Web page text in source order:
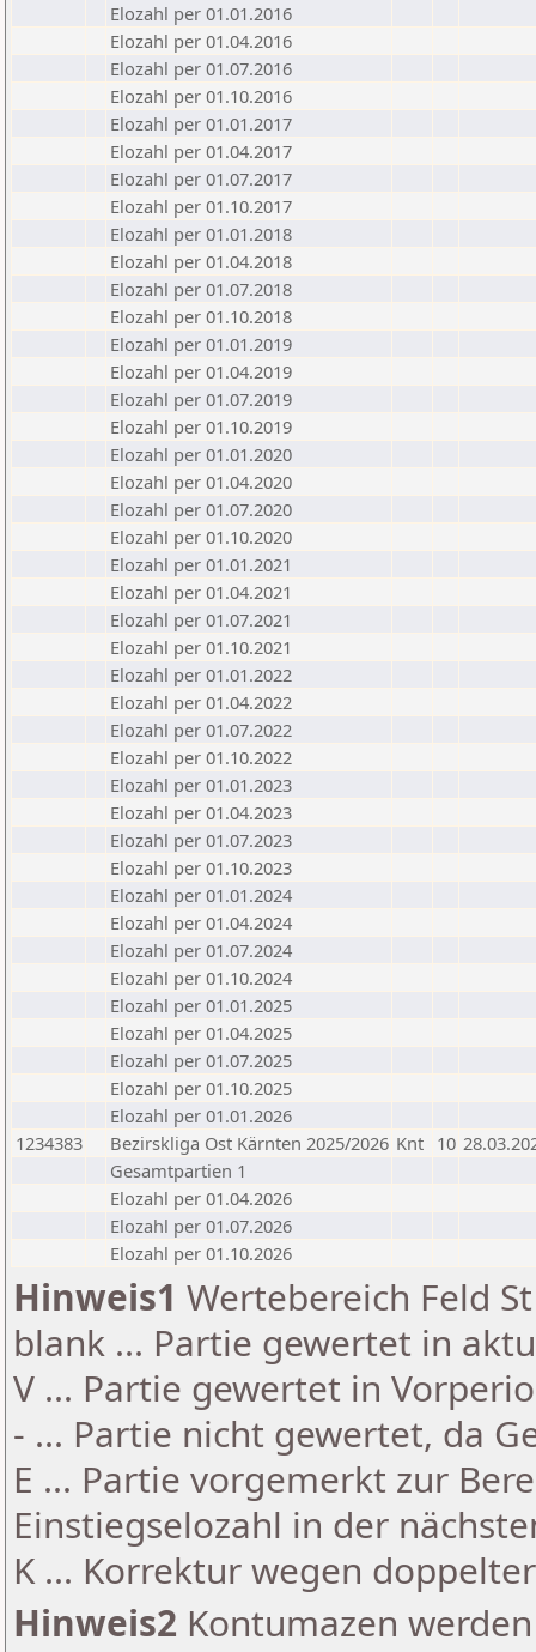
Elozahl per 01.01.2016
Elozahl per 01.04.2016
Elozahl per 01.07.2016
Elozahl per 01.10.2016
Elozahl per 01.01.2017
Elozahl per 01.04.2017
Elozahl per 01.07.2017
Elozahl per 01.10.2017
Elozahl per 01.01.2018
Elozahl per 01.04.2018
Elozahl per 01.07.2018
Elozahl per 01.10.2018
Elozahl per 01.01.2019
Elozahl per 01.04.2019
Elozahl per 01.07.2019
Elozahl per 01.10.2019
Elozahl per 01.01.2020
Elozahl per 01.04.2020
Elozahl per 01.07.2020
Elozahl per 01.10.2020
Elozahl per 01.01.2021
Elozahl per 01.04.2021
Elozahl per 01.07.2021
Elozahl per 01.10.2021
Elozahl per 01.01.2022
Elozahl per 01.04.2022
Elozahl per 01.07.2022
Elozahl per 01.10.2022
Elozahl per 01.01.2023
Elozahl per 01.04.2023
Elozahl per 01.07.2023
Elozahl per 01.10.2023
Elozahl per 01.01.2024
Elozahl per 01.04.2024
Elozahl per 01.07.2024
Elozahl per 01.10.2024
Elozahl per 01.01.2025
Elozahl per 01.04.2025
Elozahl per 01.07.2025
Elozahl per 01.10.2025
Elozahl per 01.01.2026
1234383
Bezirskliga Ost Kärnten 2025/2026 Knt 10
Gesamtpartien 1
Elozahl per 01.04.2026
Elozahl per 01.07.2026
Elozahl per 01.10.2026
Hinweis1 Wertebereich Feld
blank ... Partie gewertet in
V ... Partie gewertet in
- ... Partie nicht gewertet, da
E ... Partie vorgemerkt zur
Einstiegselozahl in der
K ... Korrektur wegen
Hinweis2 Kontumazen